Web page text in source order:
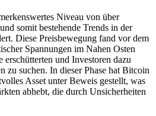
Niveau von über
somit bestehende Trends in der
Diese Preisbewegung fand vor dem
Spannungen im Nahen Osten
und Investoren dazu
zu suchen. In dieser Phase hat Bitcoin
Asset unter Beweis gestellt, was
abhebt, die durch Unsicherheiten